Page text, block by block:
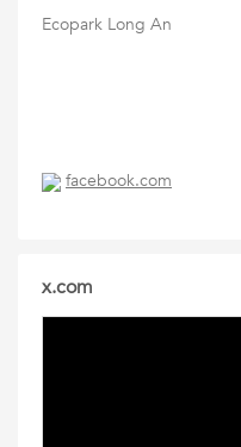
Ecopark Long An
facebook.com
x.com